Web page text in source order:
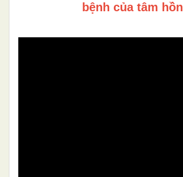
bệnh của tâm hồn